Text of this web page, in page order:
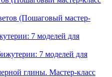
7 моделей для
глины. Мастер-класс